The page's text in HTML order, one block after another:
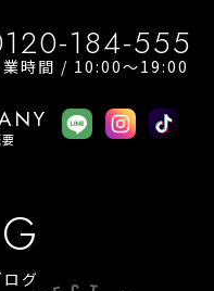
184-555
業時間 / 10:00〜19:00
ログ